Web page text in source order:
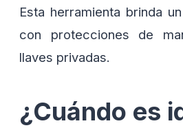
Esta herramienta brinda
con protecciones de
llaves privadas.
¿Cuándo es